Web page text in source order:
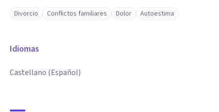
Divorcio Conflictos familiares Dolor Autoestima
Idiomas
Castellano (Español)